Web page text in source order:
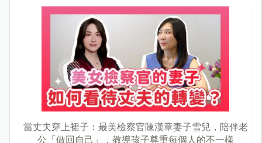
當丈夫穿上裙子：最美檢察官陳漢章妻子雪兒，陪伴老
公「做回自己」，教導孩子尊重每個人的不一樣